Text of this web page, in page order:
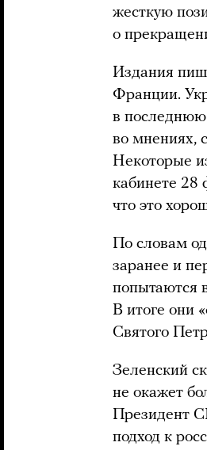
жесткую
о
Издания
Франции.
в последнюю
во мнениях,
Некоторые
кабинете 28
что это
По словам
заранее и
попытаются
В итоге они
Святого
Зеленский
не окажет
Президент
подход к